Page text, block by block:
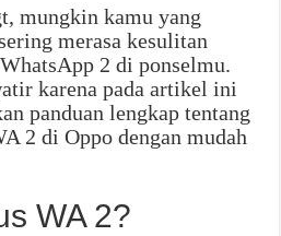
mungkin kamu yang
merasa kesulitan
2 di ponselmu.
karena pada artikel ini
panduan lengkap tentang
2 di Oppo dengan mudah
WA 2?